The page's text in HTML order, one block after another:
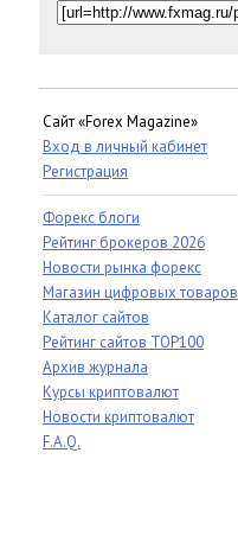
Сайт «Forex Magazine»
Вход в личный кабинет
Регистрация
Форекс блоги
Рейтинг брокеров 2026
Новости рынка форекс
Магазин цифровых товаров
Каталог сайтов
Рейтинг сайтов TOP100
Архив журнала
Курсы криптовалют
Новости криптовалют
F.A.Q.